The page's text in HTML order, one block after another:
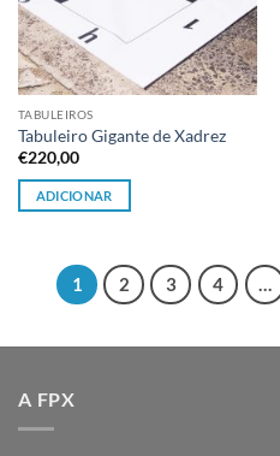
TABULEIROS
Tabuleiro Gigante de Xadrez
€220,00
ADICIONAR
1 2 3 4 …
A FPX